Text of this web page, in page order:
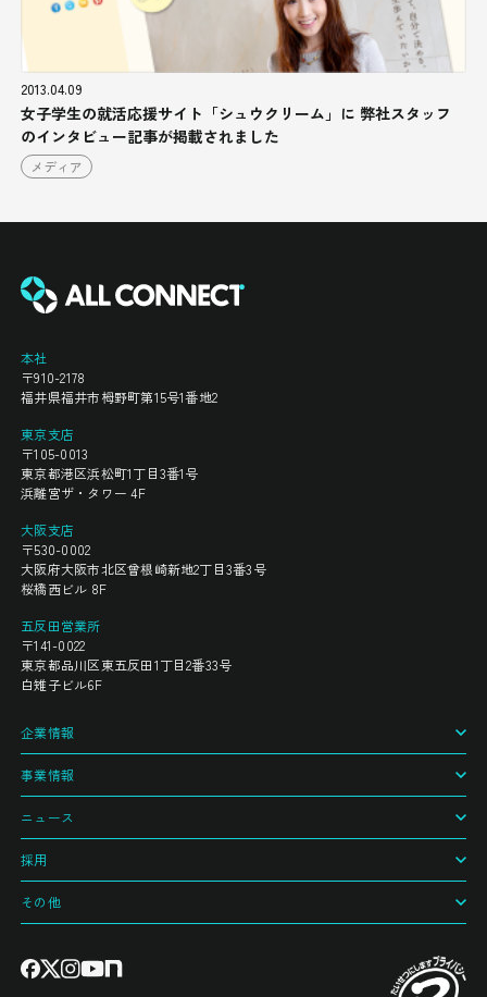
2013.04.09
女子学生の就活応援サイト「シュウクリーム」に 弊社スタッフ
のインタビュー記事が掲載されました
メディア
本社
〒910-2178
福井県福井市栂野町第15号1番地2
東京支店
〒105-0013
東京都港区浜松町1丁目3番1号
浜離宮ザ・タワー 4F
大阪支店
〒530-0002
大阪府大阪市北区曾根崎新地2丁目3番3号
桜橋西ビル 8F
五反田営業所
〒141-0022
東京都品川区東五反田1丁目2番33号
白雉子ビル6F
企業情報
事業情報
ニュース
採用
その他